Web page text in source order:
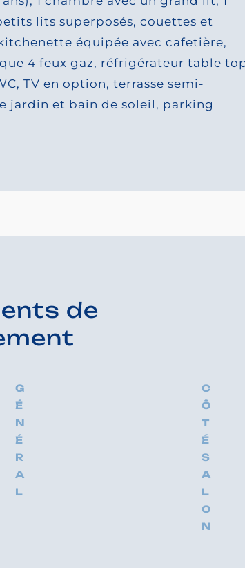
1 chambre avec un grand lit, 1
lits superposés, couettes et
équipée avec cafetière,
4 feux gaz, réfrigérateur table top,
TV en option, terrasse semi-
jardin et bain de soleil, parking